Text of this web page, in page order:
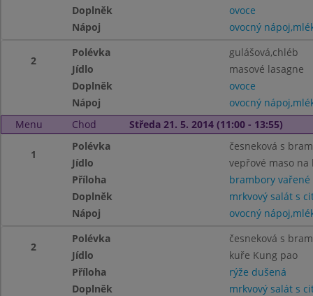
Doplněk
ovoce
Nápoj
ovocný
2
Polévka
gulášová,chléb
Jídlo
masové lasagne
Doplněk
ovoce
Nápoj
ovocný
Menu
Chod Středa 21. 5. 2014 (11:00 - 13:55)
1
Polévka
česneková s
Jídlo
vepřové maso na
Příloha
brambory vařené
Doplněk
mrkvový salát s
Nápoj
ovocný
2
Polévka
česneková s
Jídlo
kuře Kung pao
Příloha
rýže dušená
Doplněk
mrkvový salát s